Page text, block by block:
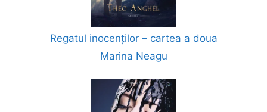
Regatul inocenților – cartea a doua
Marina Neagu